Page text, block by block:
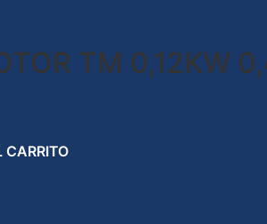
TM 0,12KW
CARRITO